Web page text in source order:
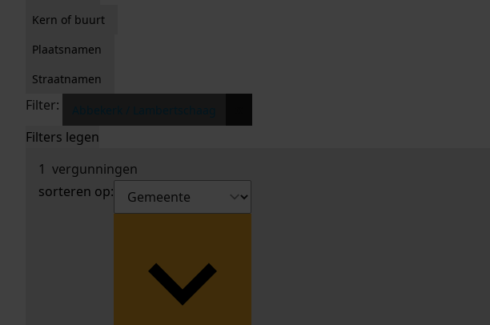
Kern of buurt
Plaatsnamen
Straatnamen
Filter:
Filters legen
1 vergunningen
sorteren op: